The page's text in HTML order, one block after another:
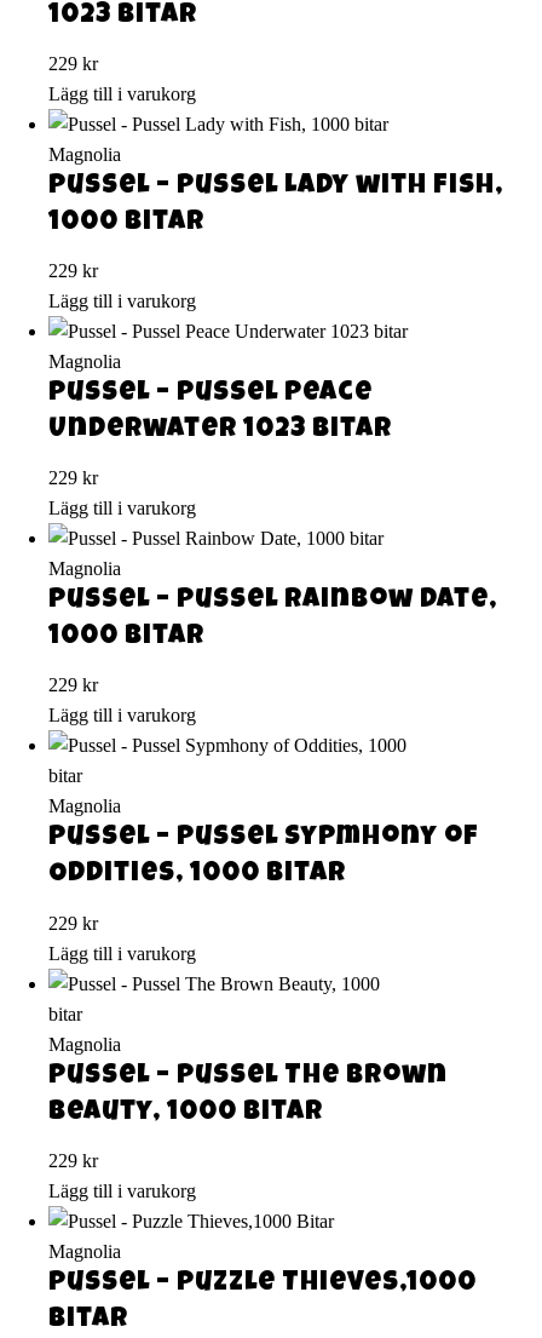
1023 bitar
229 kr
Lägg till i varukorg
Magnolia
Pussel – Pussel Lady with Fish,
1000 bitar
229 kr
Lägg till i varukorg
Magnolia
Pussel – Pussel Peace
Underwater 1023 bitar
229 kr
Lägg till i varukorg
Magnolia
Pussel – Pussel Rainbow Date,
1000 bitar
229 kr
Lägg till i varukorg
Magnolia
Pussel – Pussel Sypmhony of
Oddities, 1000 bitar
229 kr
Lägg till i varukorg
Magnolia
Pussel – Pussel The Brown
Beauty, 1000 bitar
229 kr
Lägg till i varukorg
Magnolia
Pussel – Puzzle Thieves,1000
Bitar